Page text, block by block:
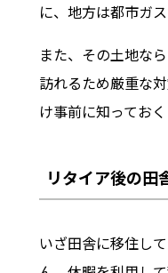
に、地方は都市ガ
また、その土地な
訪れるため厳重な
け事前に知っておく
リタイア後の田
いざ田舎に移住し